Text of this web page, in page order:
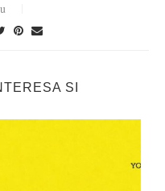
SI